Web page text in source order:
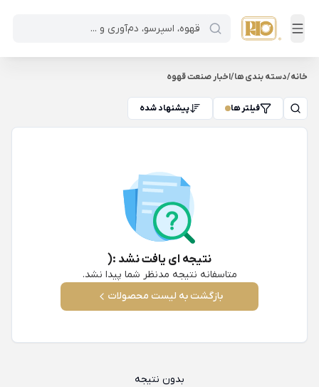
خانه/دسته بندی ها/اخبار صنعت قهوه
فیلتر ها پیشنهاد شده
نتیجه ای یافت نشد :(
متاسفانه نتیجه مدنظر شما پیدا نشد.
بازگشت به لیست محصولات
بدون نتیجه